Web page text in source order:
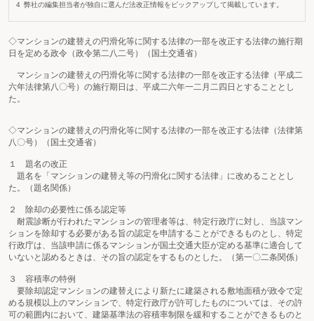
弊社の編集担当者が独自に選んだ法改正情報をピックアップして掲載しています。
◇マンションの建替えの円滑化等に関する法律の一部を改正する法律の施行期
日を定める政令（政令第二八二号）（国土交通省）
マンションの建替えの円滑化等に関する法律の一部を改正する法律（平成二
六年法律第八〇号）の施行期日は、平成二六年一二月二四日とすることとし
た。
◇マンションの建替えの円滑化等に関する法律の一部を改正する法律（法律第
八〇号）（国土交通省）
１ 題名の改正
題名を「マンションの建替え等の円滑化に関する法律」に改めることとし
た。（題名関係）
２ 除却の必要性に係る認定等
耐震診断が行われたマンションの管理者等は、特定行政庁に対し、当該マン
ションを除却する必要がある旨の認定を申請することができるものとし、特定
行政庁は、当該申請に係るマンションが国土交通大臣が定める基準に適合して
いないと認めるときは、その旨の認定をするものとした。（第一〇二条関係）
３ 容積率の特例
要除却認定マンションの建替えにより新たに建築される敷地面積が政令で定
める規模以上のマンションで、特定行政庁が許可したものについては、その許
可の範囲内において、建築基準法の容積率制限を緩和することができるものと